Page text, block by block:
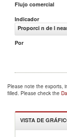
Flujo comercial
Indicador
Proporci n de l
Por
Please note the exports,
filled. Please check the
VISTA DE